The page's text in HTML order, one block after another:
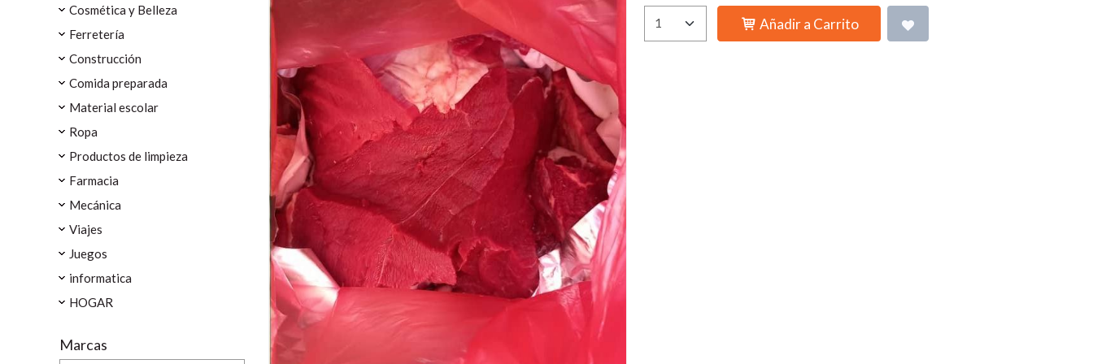
Cosmética y Belleza
Ferretería
Construcción
Comida preparada
Material escolar
Ropa
Productos de limpieza
Farmacia
Mecánica
Viajes
Juegos
informatica
HOGAR
Marcas
Añadir a Carrito